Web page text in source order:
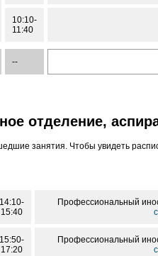
10:10-
11:40
--
отделение,
занятия. Чтобы увидеть
14:10-
15:40
Профессиональный
15:50-
17:20
Профессиональный